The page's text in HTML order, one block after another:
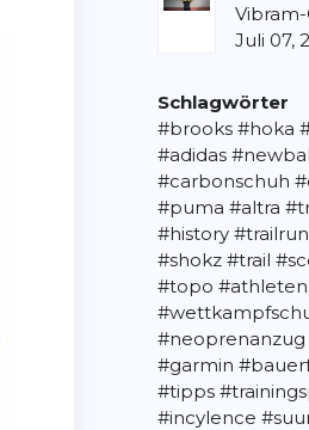
Juli 07,
Schlagwörter
#brooks #hoka
#adidas
#carbonschuh
#puma #altra
#history
#shokz #trail
#topo
#neoprenanzug
#garmin
#tipps
#incylence